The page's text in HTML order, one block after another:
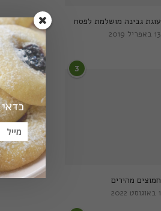
עוגת גבינה מושלמת לפסח
13 באפריל 2019
3
חמוצים מהירים
1 באוגוסט 2022